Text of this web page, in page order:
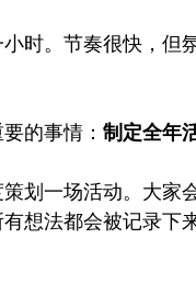
时。节奏很快，
的事情： 制定全年
划一场活动。大
想法都会被记录下